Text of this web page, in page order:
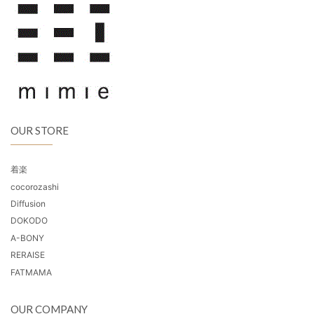
OUR STORE
着楽
cocorozashi
Diffusion
DOKODO
A-BONY
RERAISE
FATMAMA
OUR COMPANY